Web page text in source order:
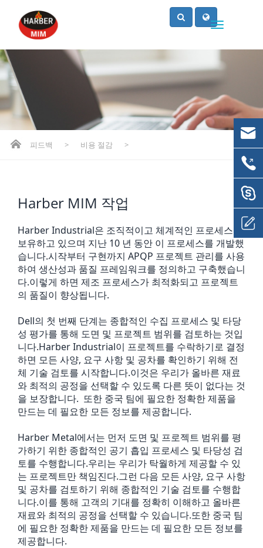
피드백 > 비용 절감 >
Harber MIM 작업
Harber Industrial은 조직적이고 체계적인 프로세스를
보유하고 있으며 지난 10 년 동안 이 프로세스를 개발했
습니다.시작부터 구현까지 APQP 프로젝트 관리를 사용
하여 생산성과 품질 프레임워크를 정의하고 구축했습니
다.이렇게 하면 제조 프로세스가 최적화되고 프로젝트
의 품질이 향상됩니다.
Dell의 첫 번째 단계는 종합적인 수집 프로세스 및 타당
성 평가를 통해 도면 및 프로젝트 범위를 검토하는 것입
니다.Harber Industrial이 프로젝트를 수락하기로 결정
하면 모든 사양, 요구 사항 및 공차를 확인하기 위해 전
체 기술 검토를 시작합니다.이것은 우리가 올바른 재료
와 최적의 공정을 선택할 수 있도록 다른 뜻이 없다는 것
을 보장합니다. 또한 중국 팀에 필요한 정확한 제품을
만드는 데 필요한 모든 정보를 제공합니다.
Harber Metal에서는 먼저 도면 및 프로젝트 범위를 평
가하기 위한 종합적인 공기 흡입 프로세스 및 타당성 검
토를 수행합니다.우리는 우리가 탁월하게 제공할 수 있
는 프로젝트만 책임진다.그런 다음 모든 사양, 요구 사항
및 공차를 검토하기 위해 종합적인 기술 검토를 수행합
니다.이를 통해 고객의 기대를 정확히 이해하고 올바른
재료와 최적의 공정을 선택할 수 있습니다.또한 중국 팀
에 필요한 정확한 제품을 만드는 데 필요한 모든 정보를
제공합니다.